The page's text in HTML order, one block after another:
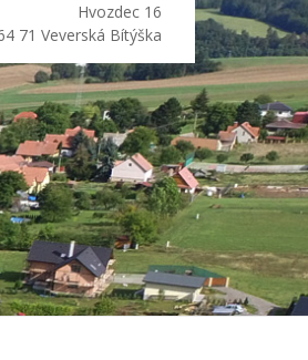
Hvozdec 16
71 Veverská Bítýška